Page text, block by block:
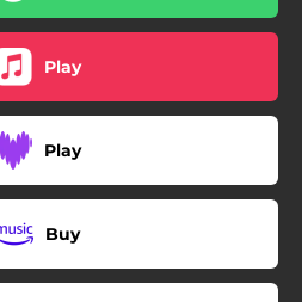
Play
Play
Buy